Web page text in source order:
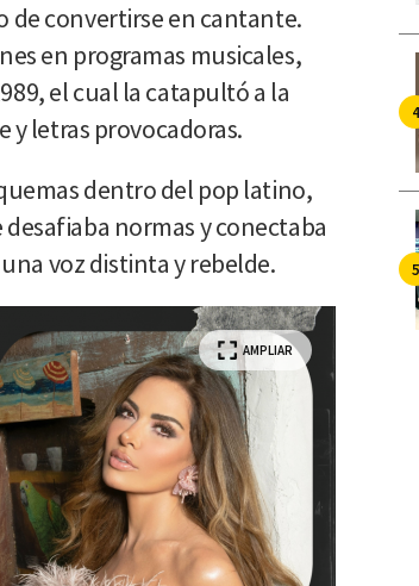
de convertirse en cantante.
en programas musicales,
el cual la catapultó a la
y letras provocadoras.
dentro del pop latino,
normas y conectaba
voz distinta y rebelde.
AMPLIAR